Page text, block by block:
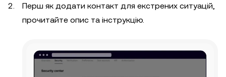
Перш як додати контакт для екстрених ситуацій,
прочитайте опис та інструкцію.